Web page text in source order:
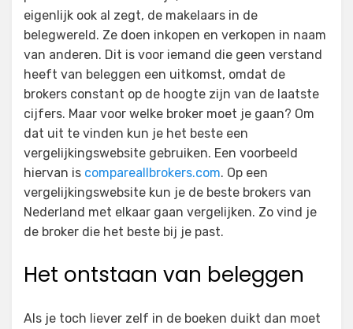
eigenlijk ook al zegt, de makelaars in de
belegwereld. Ze doen inkopen en verkopen in naam
van anderen. Dit is voor iemand die geen verstand
heeft van beleggen een uitkomst, omdat de
brokers constant op de hoogte zijn van de laatste
cijfers. Maar voor welke broker moet je gaan? Om
dat uit te vinden kun je het beste een
vergelijkingswebsite gebruiken. Een voorbeeld
hiervan is compareallbrokers.com. Op een
vergelijkingswebsite kun je de beste brokers van
Nederland met elkaar gaan vergelijken. Zo vind je
de broker die het beste bij je past.
Het ontstaan van beleggen
Als je toch liever zelf in de boeken duikt dan moet